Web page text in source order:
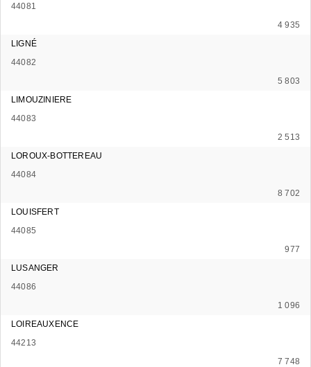
44081
4 935
LIGNÉ
44082
5 803
LIMOUZINIERE
44083
2 513
LOROUX-BOTTEREAU
44084
8 702
LOUISFERT
44085
977
LUSANGER
44086
1 096
LOIREAUXENCE
44213
7 748